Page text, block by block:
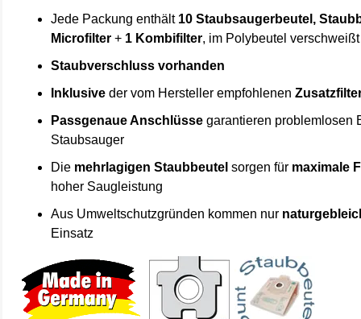
Jede Packung enthält 10 Staubsaugerbeutel,
Microfilter + 1 Kombifilter, im Polybeutel verschweißt
Staubverschluss vorhanden
Inklusive der vom Hersteller empfohlenen
Passgenaue Anschlüsse garantieren problemlosen
Staubsauger
Die mehrlagigen Staubbeutel sorgen für maximale
hoher Saugleistung
Aus Umweltschutzgründen kommen nur
Einsatz